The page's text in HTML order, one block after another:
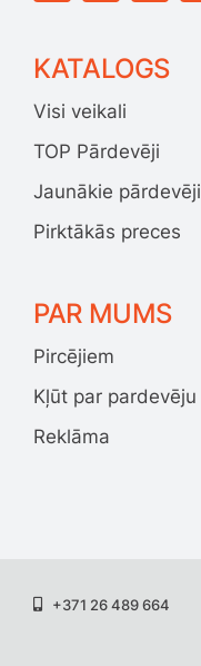
KATALOGS
Visi veikali
TOP Pārdevēji
Jaunākie pārdevēji
Pirktākās preces
PAR MUMS
Pircējiem
Kļūt par pardevēju
Reklāma
+371 26 489 664